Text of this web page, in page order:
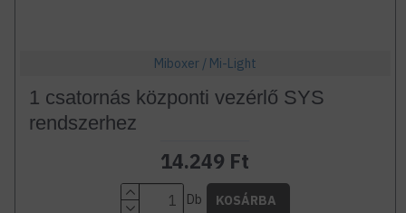
Miboxer / Mi-Light
1 csatornás központi vezérlő SYS
rendszerhez
14.249 Ft
Db KOSÁRBA